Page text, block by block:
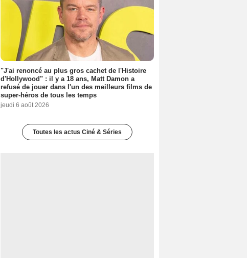
"J'ai renoncé au plus gros cachet de l'Histoire
d'Hollywood" : il y a 18 ans, Matt Damon a
refusé de jouer dans l'un des meilleurs films de
super-héros de tous les temps
jeudi 6 août 2026
Toutes les actus Ciné & Séries